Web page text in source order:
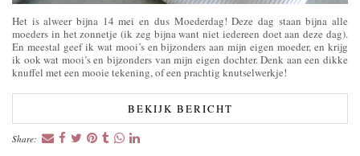
Het is alweer bijna 14 mei en dus Moederdag! Deze dag staan bijna alle
moeders in het zonnetje (ik zeg bijna want niet iedereen doet aan deze dag).
En meestal geef ik wat mooi’s en bijzonders aan mijn eigen moeder, en krijg
ik ook wat mooi’s en bijzonders van mijn eigen dochter. Denk aan een dikke
knuffel met een mooie tekening, of een prachtig knutselwerkje!
BEKIJK BERICHT
Share: